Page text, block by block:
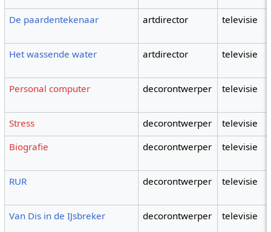
De paardentekenaar artdirector televisie
Het wassende water artdirector televisie
Personal computer decorontwerper televisie
Stress decorontwerper
televisie
Biografie
decorontwerper televisie
RUR decorontwerper televisie
Van Dis in de IJsbreker decorontwerper televisie